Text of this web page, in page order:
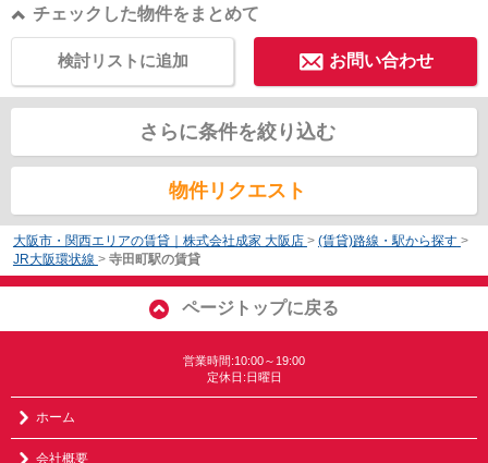
チェックした物件をまとめて
お問い合わせ
検討リストに追加
さらに条件を絞り込む
物件リクエスト
大阪市・関西エリアの賃貸｜株式会社成家 大阪店 > (賃貸)路線・駅から探す >
JR大阪環状線 > 寺田町駅の賃貸
ページトップに戻る
営業時間:10:00～19:00
定休日:日曜日
ホーム
会社概要